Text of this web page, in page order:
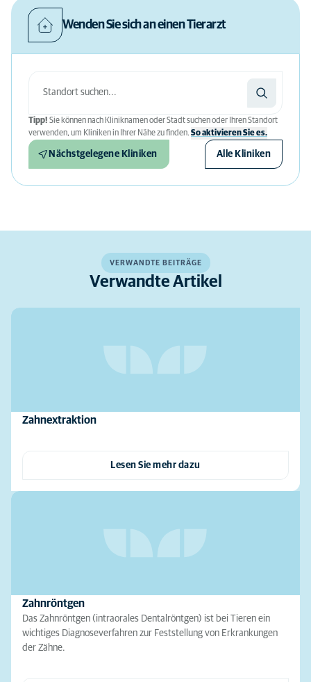
Wenden Sie sich an einen Tierarzt
Tipp! Sie können nach Kliniknamen oder Stadt suchen oder Ihren Standort
verwenden, um Kliniken in Ihrer Nähe zu finden. So aktivieren Sie es.
Nächstgelegene Kliniken Alle Kliniken
VERWANDTE BEITRÄGE
Verwandte Artikel
Zahnextraktion
Lesen Sie mehr dazu
Zahnröntgen
Das Zahnröntgen (intraorales Dentalröntgen) ist bei Tieren ein
wichtiges Diagnoseverfahren zur Feststellung von Erkrankungen
der Zähne.